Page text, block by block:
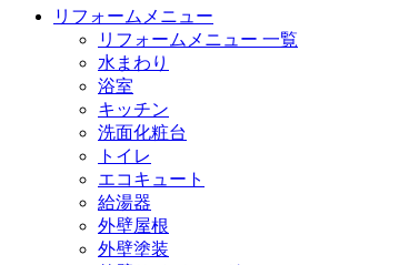
リフォームメニュー
リフォームメニュー 一覧
水まわり
浴室
キッチン
洗面化粧台
トイレ
エコキュート
給湯器
外壁屋根
外壁塗装